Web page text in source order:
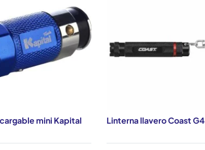
mini Kapital
Linterna llavero Coast G4